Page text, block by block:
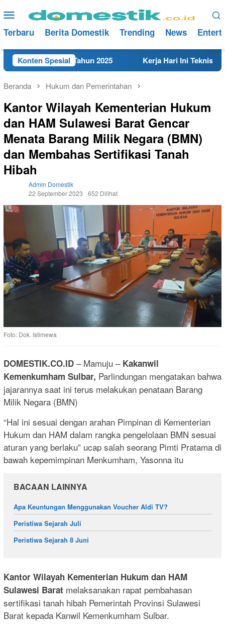
ke
konten
Menu
Mobile
Terbaru Berita Domestik Trending News
Konten Spesial
Rembang Tahun 2025 Kerja Hari Ini Teknisi/
Beranda Hukum dan Pemerintahan
Kantor Wilayah Kementerian Hukum
dan HAM Sulawesi Barat Gencar
Menata Barang Milik Negara (BMN)
dan Membahas Sertifikasi Tanah
Hibah
Admin Domestik
22 September 2023
652 Dilihat
Foto: Dok. Istimewa
DOMESTIK.CO.ID – Mamuju – Kakanwil
Kemenkumham Sulbar, Parlindungan mengatakan bahwa
jajarannya saat ini terus melakukan penataan Barang
Milik Negara (BMN)
“Hal ini sesuai dengan arahan Pimpinan di Kementerian
Hukum dan HAM dalam rangka pengelolaan BMN sesuai
aturan yang berlaku” ucap salah seorang Pimti Pratama di
bawah kepemimpinan Menkumham, Yasonna itu
BACAAN LAINNYA
Apa Keuntungan Menggunakan Voucher Aldi TV?
Peristiwa Sejarah Juli
Peristiwa Sejarah 8 Juni
Kantor Wilayah Kementerian Hukum dan HAM
Sulawesi Barat melaksanakan rapat pembahasan
sertifikasi tanah hibah Pemerintah Provinsi Sulawesi
Barat kepada Kanwil Kemenkumham Sulbar.